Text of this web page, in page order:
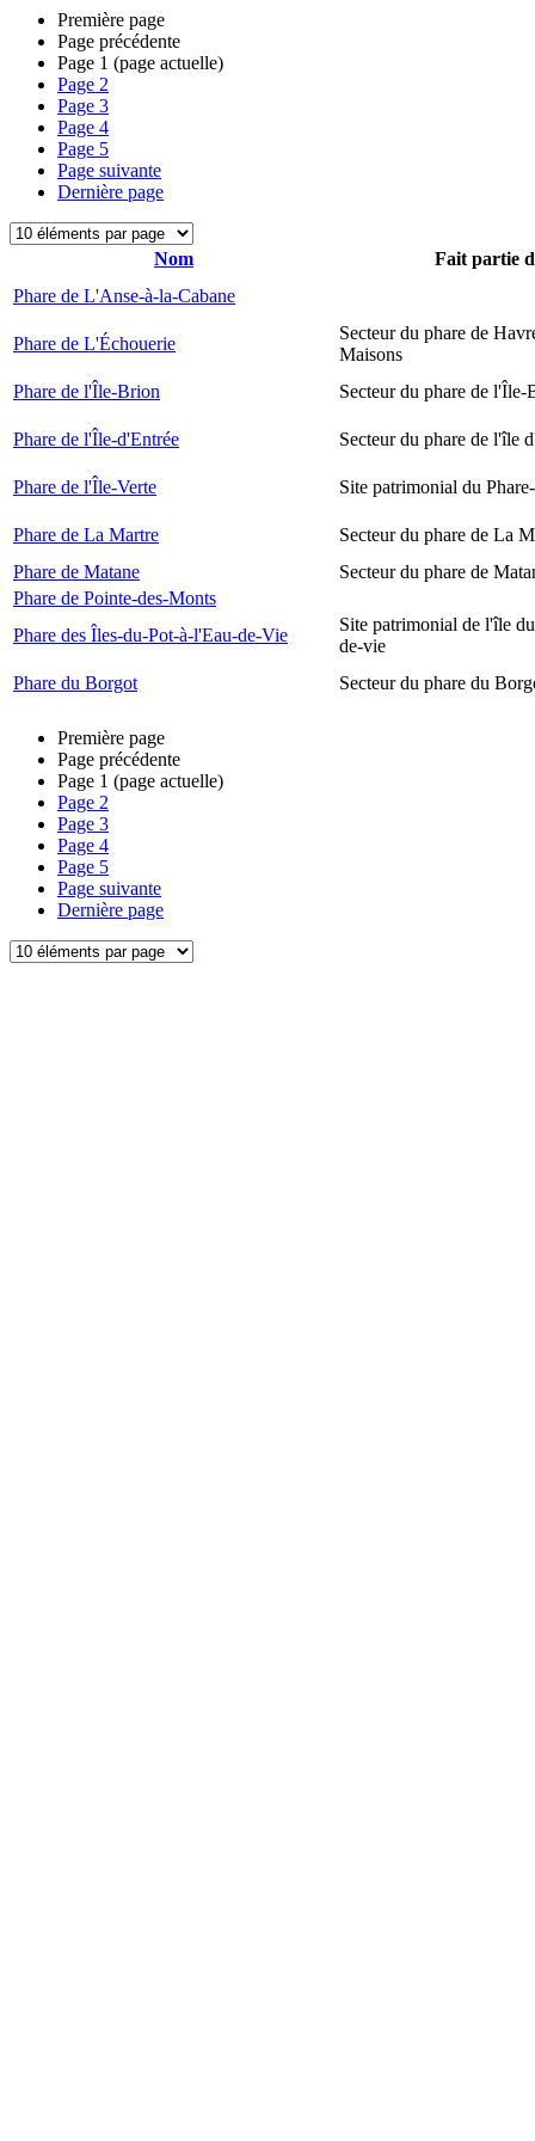
Première page
Page précédente
Page 1 (page actuelle)
Page 2
Page 3
Page 4
Page 5
Page suivante
Dernière page
Nom
Fait partie
Phare de L'Anse-à-la-Cabane
Phare de L'Échouerie
Secteur du phare de
Maisons
Phare de l'Île-Brion
Secteur du phare de l'Île-
Phare de l'Île-d'Entrée Secteur du phare de l'île
Phare de l'Île-Verte Site patrimonial du
Phare de La Martre
Secteur du phare de La
Phare de Matane
Secteur du phare de
Phare de Pointe-des-Monts
Phare des Îles-du-Pot-à-l'Eau-de-Vie
Site patrimonial de l'île
de-vie
Phare du Borgot
Secteur du phare du
Première page
Page précédente
Page 1 (page actuelle)
Page 2
Page 3
Page 4
Page 5
Page suivante
Dernière page